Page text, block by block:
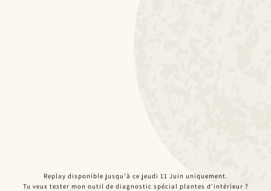
Replay disponible jusqu'à ce jeudi 11 Juin uniquement.
Tu veux tester mon outil de diagnostic spécial plantes d'intérieur ?